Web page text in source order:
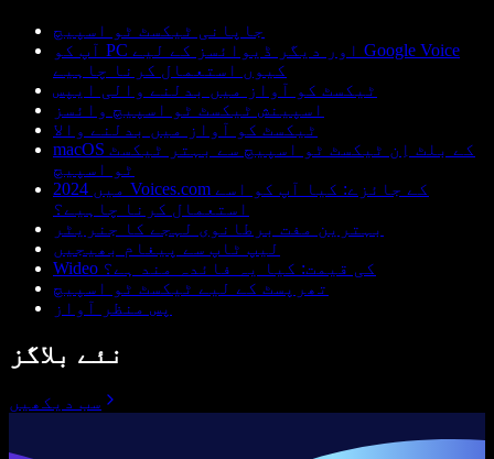
جاپانی ٹیکسٹ ٹو اسپیچ
آپ کو PC اور دیگر ڈیوائسز کے لیے Google Voice
کیوں استعمال کرنا چاہیے
ٹیکسٹ کو آواز میں بدلنے والی ایپس
اسپینش ٹیکسٹ ٹو اسپیچ وائسز
ٹیکسٹ کو آواز میں بدلنے والا
macOS کے بلٹ اِن ٹیکسٹ ٹو اسپیچ سے بہتر ٹیکسٹ
ٹو اسپیچ
2024 میں Voices.com کے جائزے: کیا آپ کو اسے
استعمال کرنا چاہیے؟
بہترین مفت برطانوی لہجے کا جنریٹر
لیپ ٹاپ سے پیغام بھیجیں
Wideo کی قیمت: کیا یہ فائدہ مند ہے؟
تھرپسٹ کے لیے ٹیکسٹ ٹو اسپیچ
پس منظر آواز
نئے بلاگز
سب دیکھیں